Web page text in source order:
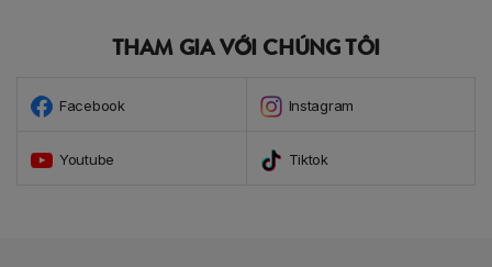
THAM GIA VỚI CHÚNG TÔI
Facebook Instagram
Youtube Tiktok